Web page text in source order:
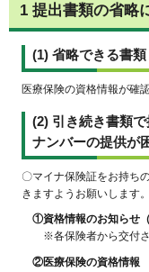
1 提出書類の省略
(1) 省略できる書類
医療保険の資格情報が確
(2) 引き続き書類
ナンバーの提供が
〇マイナ保険証をお持ち
きますようお願いします。
①資格情報のお知らせ
※各保険者から交付さ
②医療保険の資格情報